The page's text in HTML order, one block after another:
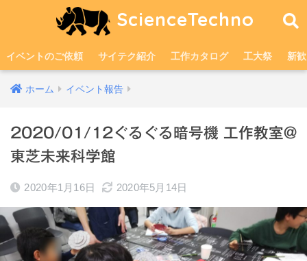
ScienceTechno
イベントのご依頼 サイテク紹介 工作カタログ 工大祭 新歓
ホーム イベント報告
2020/01/12ぐるぐる暗号機 工作教室@
東芝未来科学館
2020年1月16日 2020年5月14日